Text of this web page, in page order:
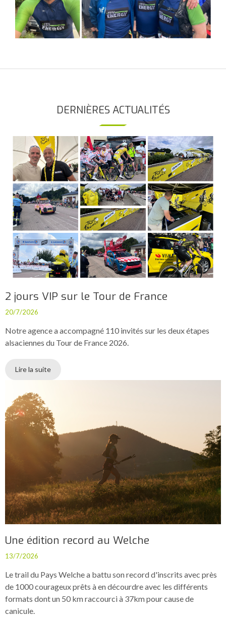
DERNIÈRES ACTUALITÉS
2 jours VIP sur le Tour de France
20/7/2026
Notre agence a accompagné 110 invités sur les deux étapes
alsaciennes du Tour de France 2026.
Lire la suite
Une édition record au Welche
13/7/2026
Le trail du Pays Welche a battu son record d'inscrits avec près
de 1000 courageux prêts à en décourdre avec les différents
formats dont un 50 km raccourci à 37km pour cause de
canicule.